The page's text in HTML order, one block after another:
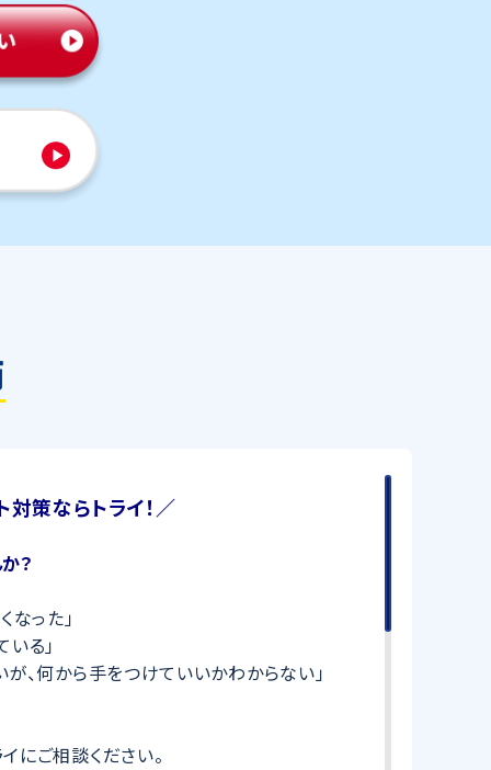
策ならトライ！／
？
なった」
る」
、何から手をつけていいかわからない」
にご相談ください。